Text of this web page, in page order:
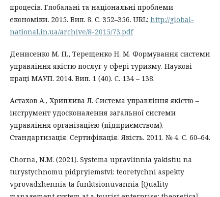
процесів. Глобальні та національні проблеми
економіки. 2015. Вип. 8. С. 352–356. URL: http://global-
national.in.ua/archive/8-2015/73.pdf
Денисенко М. П., Терещенко Н. М. Формування системи
управління якістю послуг у сфері туризму. Наукові
праці МАУП. 2014. Вип. 1 (40). С. 134 – 138.
Астахов А., Хриплива Л. Система управління якістю –
інструмент удосконалення загальної системи
управління організацією (підприємством).
Стандартизація. Сертифікація. Якість. 2011. № 4. С. 60–64.
Chorna, N.M. (2021). Systema upravlinnia yakistiu na
turystychnomu pidpryiemstvi: teoretychni aspekty
vprovadzhennia ta funktsionuvannia [Quality